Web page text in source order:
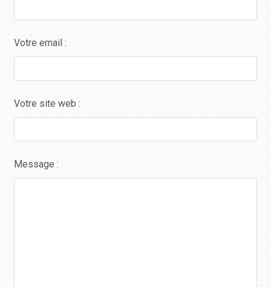
Votre email :
Votre site web :
Message :